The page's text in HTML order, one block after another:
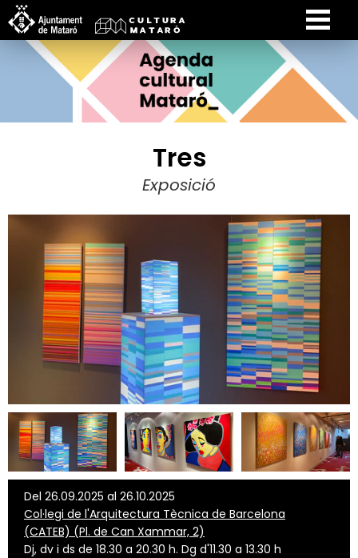
Tres
Exposició
Del 26.09.2025 al 26.10.2025
Col·legi de l'Arquitectura Tècnica de Barcelona
(CATEB) (Pl. de Can Xammar, 2)
Dj, dv i ds de 18.30 a 20.30 h. Dg d'11.30 a 13.30 h